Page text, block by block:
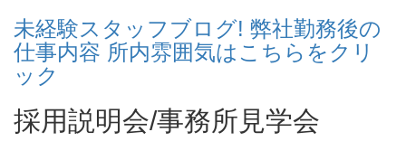
未経験スタッフブログ! 弊社勤務後の
仕事内容 所内雰囲気はこちらをクリ
ック
採用説明会/事務所見学会